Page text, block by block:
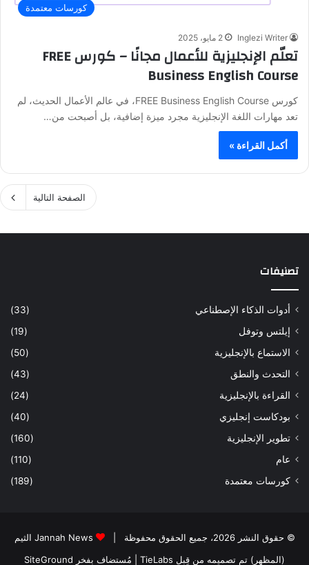
كورسات معتمدة
Inglezi Writer 2 مايو، 2025
تعلّم الإنجليزية للأعمال مجانًا – كورس FREE
Business English Course
كورس FREE Business English Course، في عالم الأعمال الحديث، لم
تعد مهارات اللغة الإنجليزية مجرد ميزة إضافية، بل أصبحت من…
أكمل القراءة »
الصفحة التالية
تصنيفات
أدوات الذكاء الإصطناعي
(33)
إيلتس وتوفل
(19)
الاستماع بالإنجليزية
(50)
التحدث والنطق
(43)
القراءة بالإنجليزية
(24)
بودكاست إنجليزي
(40)
تطوير الإنجليزية
(160)
عام
(110)
كورسات معتمدة
(189)
© حقوق النشر 2026، جميع الحقوق محفوظة |
Jannah News الثيم
(المظهر) تم تصميمه من قِبل TieLabs
| مُستضاف بفخر SiteGround